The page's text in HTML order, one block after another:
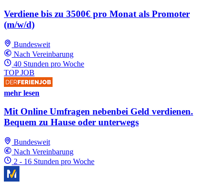
Verdiene bis zu 3500€ pro Monat als Promoter
(m/w/d)
Bundesweit
Nach Vereinbarung
40 Stunden pro Woche
TOP JOB
mehr lesen
Mit Online Umfragen nebenbei Geld verdienen.
Bequem zu Hause oder unterwegs
Bundesweit
Nach Vereinbarung
2 - 16 Stunden pro Woche